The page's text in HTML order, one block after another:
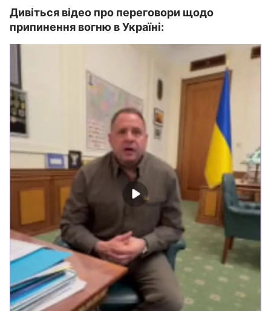
Дивіться відео про переговори щодо
припинення вогню в Україні: